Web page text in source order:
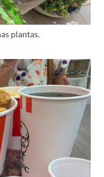
plantas.